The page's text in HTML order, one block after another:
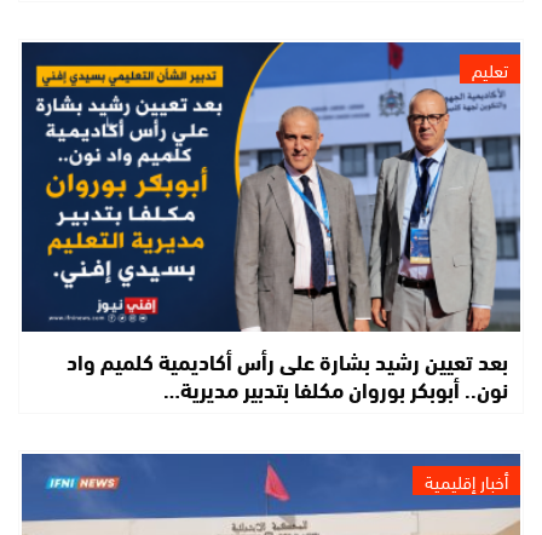
تعليم
بعد تعيين رشيد بشارة على رأس أكاديمية كلميم واد
نون.. أبوبكر بوروان مكلفا بتدبير مديرية…
أخبار إقليمية